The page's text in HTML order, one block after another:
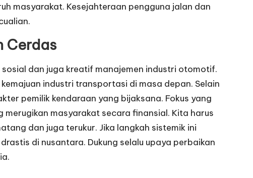
masyarakat. Kesejahteraan pengguna jalan dan
Cerdas
dan juga kreatif manajemen industri otomotif.
industri transportasi di masa depan. Selain
pemilik kendaraan yang bijaksana. Fokus yang
masyarakat secara finansial. Kita harus
dan juga terukur. Jika langkah sistemik ini
di nusantara. Dukung selalu upaya perbaikan